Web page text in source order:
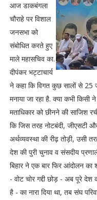
आज डाकबंगला
चौराहे पर विशाल
जनसभा को
संबोधित करते हुए
माले महासचिव का.
दीपंकर भट्टाचार्य
ने कहा कि विगत कुछ सालों से 25
मनाया जा रहा है. क्या कभी किसी
मताधिकार को छीनने की साजिश
कि जिस तरह नोटबंदी, जीएसटी
अर्थव्यवस्था की रीढ़ तोड़ी, उसी
देश की पुरी चुनाव व संसदीय
बिहार ने एक बार फिर आंदोलन
- वोट चोर गद्दी छोड़ - अब पूरे देश
है - का नारा दिया था, तब संघ